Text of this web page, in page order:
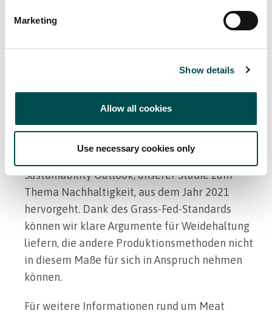
Marketing
Show details
Allow all cookies
Use necessary cookies only
Die irischen Rindfleischproduzenten haben
notwendige Wiederbelebung zu unterstützen.
Weidehaltung ist weiterhin über alle Märkte
hinweg ein wichtiges Symbol für hochwertigeres
Rindfleisch. Gleichzeitig verbinden Käufer von
Sustainability Outlook, unserer Studie zum
Thema Nachhaltigkeit, aus dem Jahr 2021
hervorgeht. Dank des Grass-Fed-Standards
können wir klare Argumente für Weidehaltung
liefern, die andere Produktionsmethoden nicht
in diesem Maße für sich in Anspruch nehmen
können.
Für weitere Informationen rund um Meat